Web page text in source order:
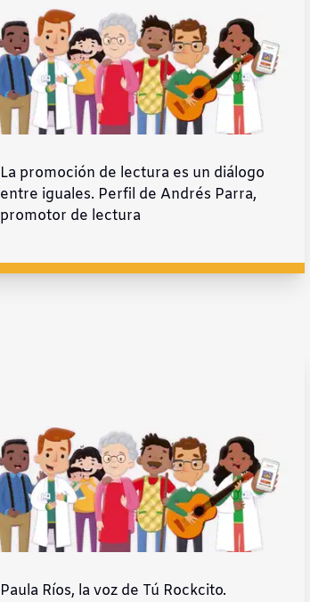
La promoción de lectura es un diálogo
entre iguales. Perfil de Andrés Parra,
promotor de lectura
Paula Ríos, la voz de Tú Rockcito.